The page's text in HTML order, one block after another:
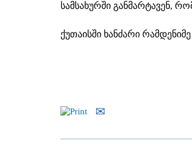
სამსახურში განმარტავენ,
ქუთაისში ხანძარი